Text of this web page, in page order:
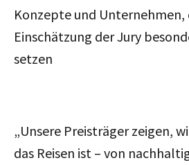
Konzepte und Unternehmen,
Einschätzung der Jury
setzen
„Unsere Preisträger zeigen,
das Reisen ist – von